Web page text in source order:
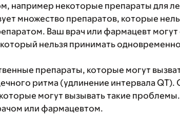
например некоторые препараты для
множество препаратов, которые
Ваш врач или фармацевт
нельзя принимать
препараты, которые могут
ритма (удлинение интервала QT).
могут вызывать такие
или фармацевтом.